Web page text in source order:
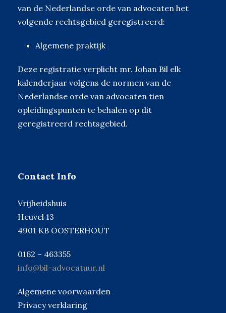
van de Nederlandse orde van advocaten het
volgende rechtsgebied geregistreerd:
Algemene praktijk
Deze registratie verplicht mr. Johan Bil elk
kalenderjaar volgens de normen van de
Nederlandse orde van advocaten tien
opleidingspunten te behalen op dit
geregistreerd rechtsgebied.
Contact Info
Vrijheidshuis
Heuvel 13
4901 KB OOSTERHOUT
0162 – 463355
info@bil-advocatuur.nl
Algemene voorwaarden
Privacy verklaring